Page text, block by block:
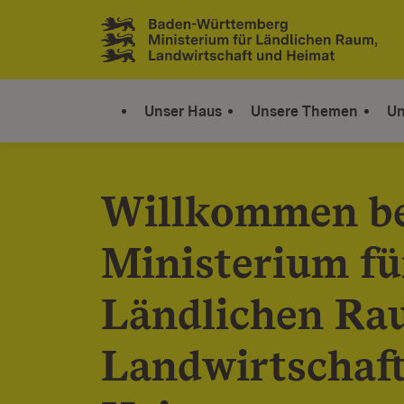
Zum Inhalt springen
Link zur Startseite
Unser Haus Unsere Themen
Willkommen
Ministerium
Ländlichen